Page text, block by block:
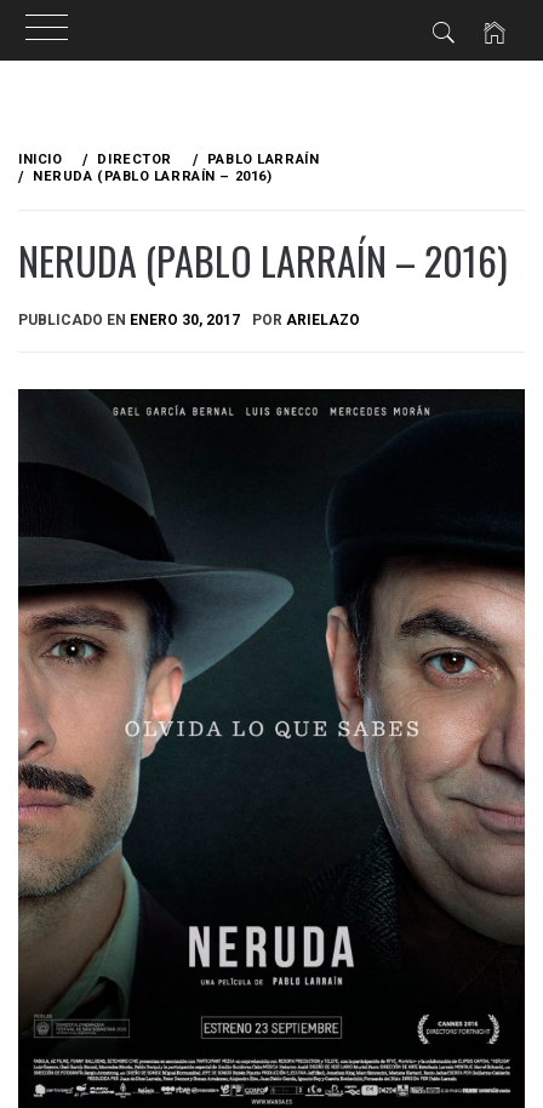
contenido
INICIO DIRECTOR
PABLO LARRAÍN
NERUDA (PABLO LARRAÍN – 2016)
NERUDA (PABLO LARRAÍN – 2016)
PUBLICADO EN ENERO 30, 2017 POR ARIELAZO